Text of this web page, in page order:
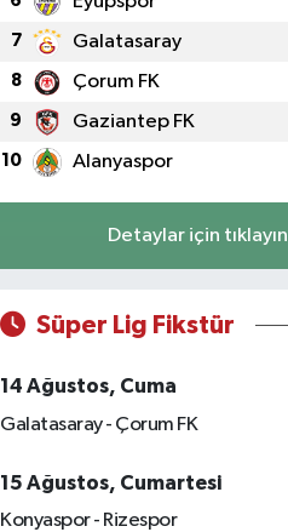
7 Galatasaray
8 Çorum FK
9 Gaziantep FK
10 Alanyaspor
Detaylar için tıklayın
Süper Lig Fikstür
14 Ağustos, Cuma
Galatasaray - Çorum FK
15 Ağustos, Cumartesi
Konyaspor - Rizespor